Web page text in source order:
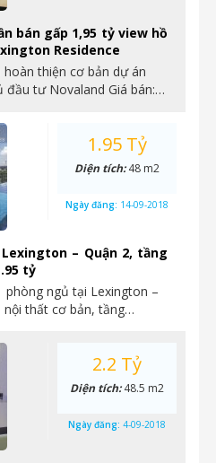
bán gấp 1,95 tỷ view hồ
Residence
thiện cơ bản dự án
đầu tư Novaland Giá bán:…
– Quận 2, tầng
tỷ
phòng ngủ tại Lexington –
nội thất cơ bản, tầng…
1.95 Tỷ
Diện tích:48 m2
Ngày đăng: 14-09-2018
2.2 Tỷ
Diện tích:48.5 m2
Ngày đăng: 4-09-2018